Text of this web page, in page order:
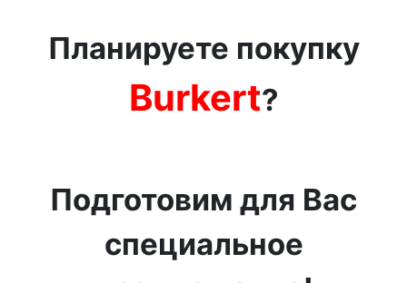
Планируете покупку
Burkert?
Подготовим для Вас
специальное